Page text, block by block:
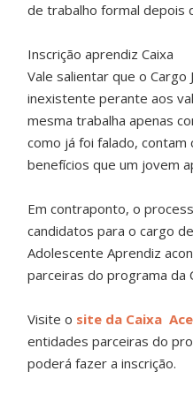
de trabalho formal depois
Inscrição aprendiz Caixa
Vale salientar que o Cargo
inexistente perante aos
mesma trabalha apenas
como já foi falado,
benefícios que um jovem
Em contraponto, o
candidatos para o cargo
Adolescente Aprendiz
parceiras do programa da
Visite o site da Caixa
entidades parceiras do
poderá fazer a inscrição.